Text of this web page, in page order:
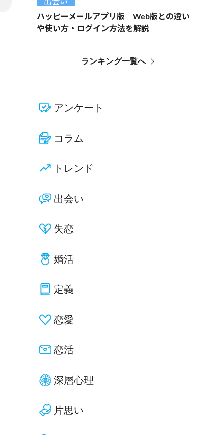
ハッピーメールアプリ版｜Web版との違い
や使い方・ログイン方法を解説
ランキング一覧へ
アンケート
コラム
トレンド
出会い
失恋
婚活
定義
恋愛
恋活
深層心理
片思い